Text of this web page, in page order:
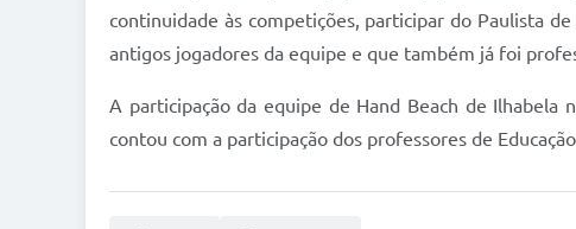
continuidade às competições, participar do Paulista
antigos jogadores da equipe e que também já foi
A participação da equipe de Hand Beach de
contou com a participação dos professores de